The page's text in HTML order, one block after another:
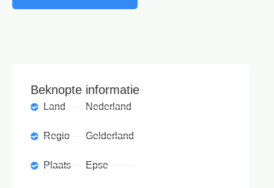
Beknopte informatie
Land
Regio
Plaats
Nederland
Gelderland
Epse